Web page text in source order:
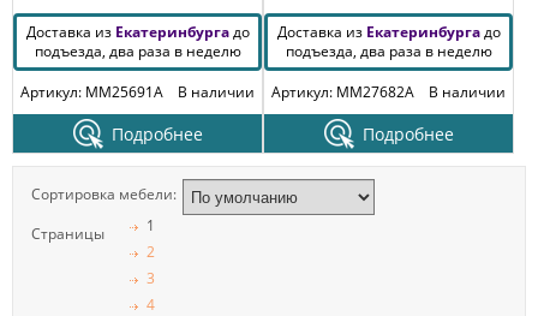
Доставка из Екатеринбургадо
подъезда, два раза в неделю
Артикул: MM25691A
В наличии
Подробнее
Доставка из Екатеринбургадо
подъезда, два раза в неделю
Артикул: MM27682A
В наличии
Подробнее
Сортировка мебели:
Страницы
1
2
3
4